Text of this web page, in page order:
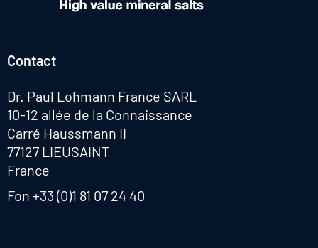
Contact
Dr. Paul Lohmann France SARL
10-12 allée de la Connaissance
Carré Haussmann II
77127 LIEUSAINT
France
Fon +33 (0)1 81 07 24 40